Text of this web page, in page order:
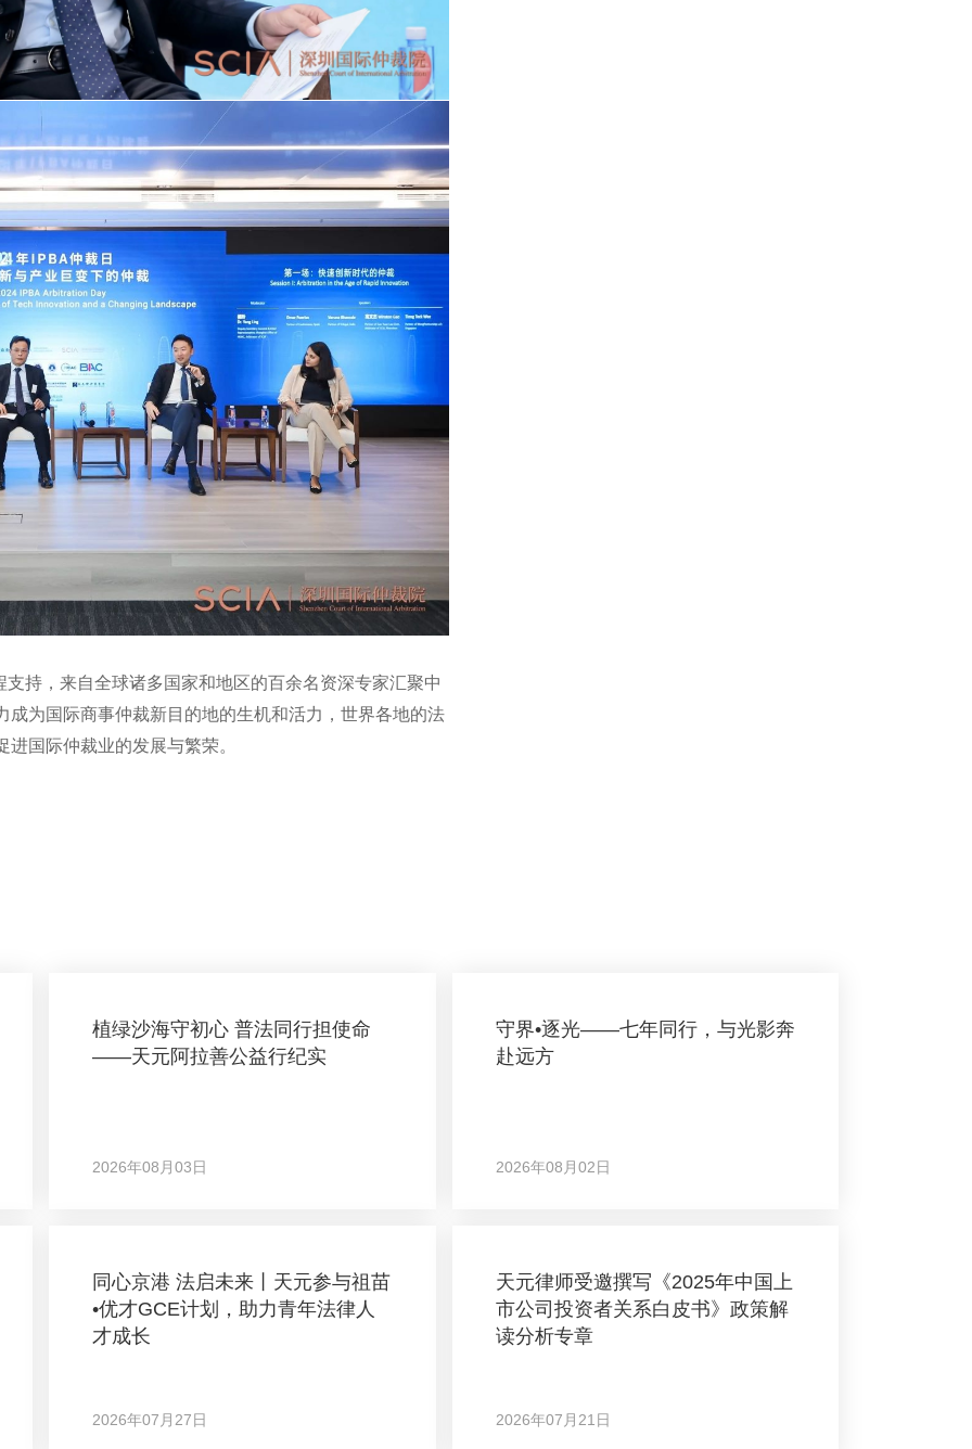
持，来自全球诸多国家和地区的百余名资深专家汇聚中
为国际商事仲裁新目的地的生机和活力，世界各地的法
国际仲裁业的发展与繁荣。
植绿沙海守初心 普法同行担使命
——天元阿拉善公益行纪实
2026年08月03日
守界•逐光——七年同行，与光影奔
赴远方
2026年08月02日
同心京港 法启未来丨天元参与祖苗
•优才GCE计划，助力青年法律人
才成长
2026年07月27日
天元律师受邀撰写《2025年中国上
市公司投资者关系白皮书》政策解
读分析专章
2026年07月21日